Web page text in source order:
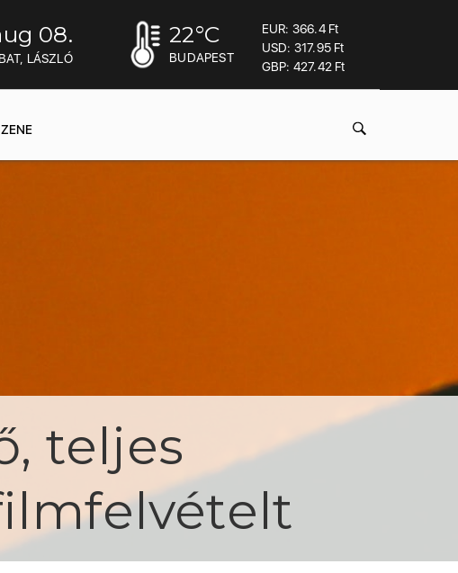
08.
LÁSZLÓ
22°C
BUDAPEST
EUR: 366.4 Ft
USD: 317.95 Ft
GBP: 427.42 Ft
ZENE
teljes